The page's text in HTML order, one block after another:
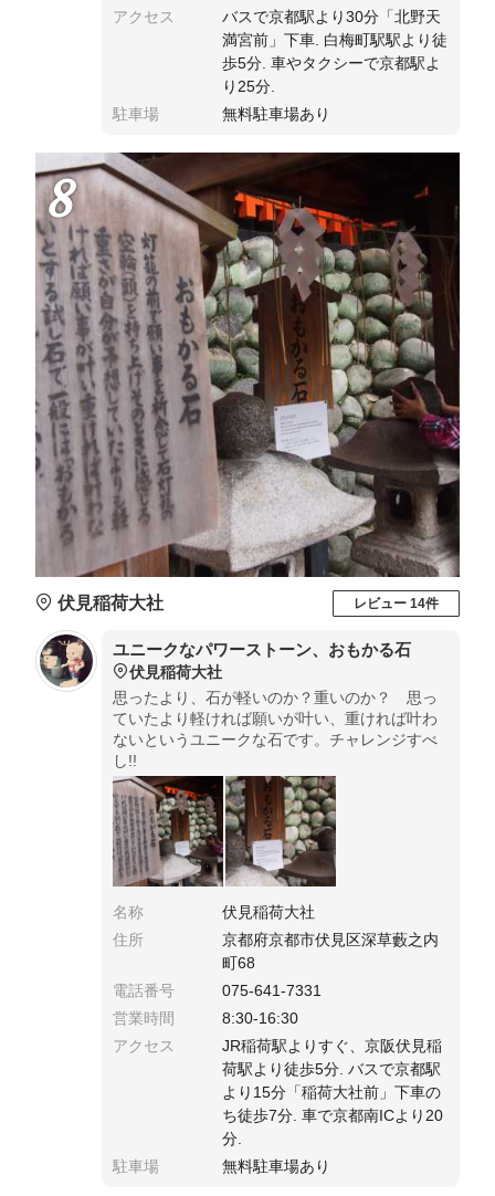
アクセス
バスで京都駅より30分「北野天
満宮前」下車. 白梅町駅駅より徒
歩5分. 車やタクシーで京都駅よ
り25分.
駐車場
無料駐車場あり
8
伏見稲荷大社 レビュー 14件
ユニークなパワーストーン、おもかる石
伏見稲荷大社
思ったより、石が軽いのか？重いのか？ 思っ
ていたより軽ければ願いが叶い、重ければ叶わ
ないというユニークな石です。チャレンジすべ
し!!
名称
伏見稲荷大社
住所
京都府京都市伏見区深草藪之内
町68
電話番号
075-641-7331
営業時間
8:30-16:30
アクセス
JR稲荷駅よりすぐ、京阪伏見稲
荷駅より徒歩5分. バスで京都駅
より15分「稲荷大社前」下車の
ち徒歩7分. 車で京都南ICより20
分.
駐車場
無料駐車場あり